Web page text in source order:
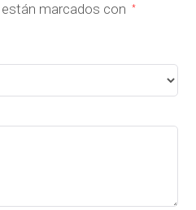
marcados con
*